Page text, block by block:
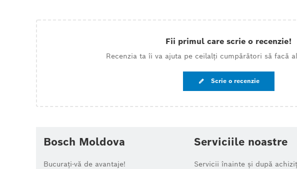
Fii primul care scrie o recenzie!
Recenzia ta îi va ajuta pe ceilalți cumpărători să facă
Scrie o recenzie
Bosch Moldova
Bucurați-vă de avantaje!
Serviciile noastre
Servicii înainte și după